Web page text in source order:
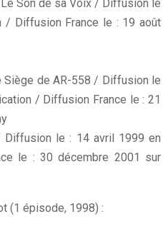
Son de sa Voix / Diffusion le
/ Diffusion France le : 19 août
de AR-558 / Diffusion le
/ Diffusion France le : 21
le : 14 avril 1999 en
le : 30 décembre 2001 sur
(1 épisode, 1998) :